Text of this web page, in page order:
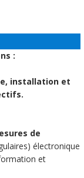
:
installation et
de
électronique
et